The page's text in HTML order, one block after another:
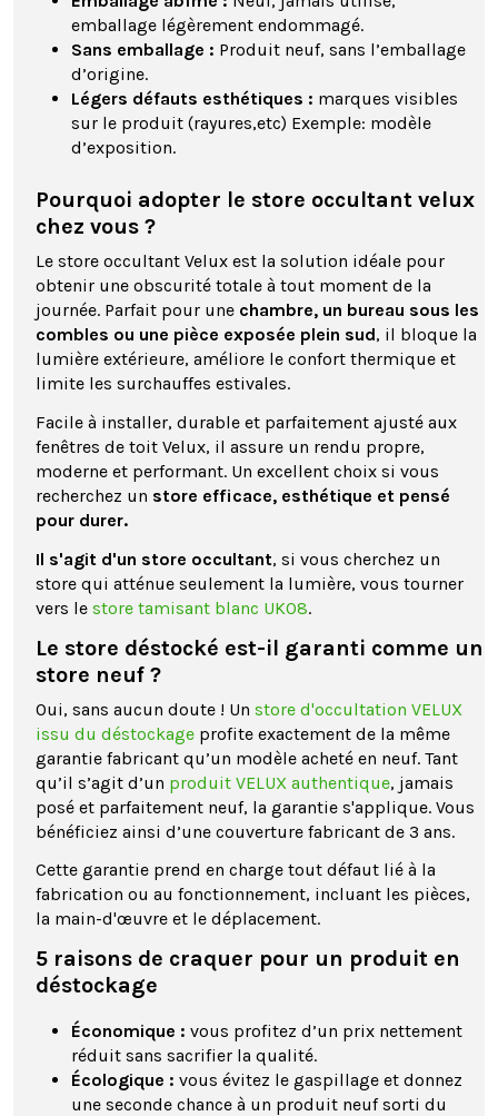
emballage légèrement endommagé.
Sans emballage : Produit neuf, sans l’emballage
d’origine.
Légers défauts esthétiques : marques visibles
sur le produit (rayures,etc) Exemple: modèle
d’exposition.
Pourquoi adopter le store occultant velux
chez vous ?
Le store occultant Velux est la solution idéale pour
obtenir une obscurité totale à tout moment de la
journée. Parfait pour une chambre, un bureau sous les
combles ou une pièce exposée plein sud, il bloque la
lumière extérieure, améliore le confort thermique et
limite les surchauffes estivales.
Facile à installer, durable et parfaitement ajusté aux
fenêtres de toit Velux, il assure un rendu propre,
moderne et performant. Un excellent choix si vous
recherchez un store efficace, esthétique et pensé
pour durer.
Il s'agit d'un store occultant, si vous cherchez un
store qui atténue seulement la lumière, vous tourner
vers le store tamisant blanc UK08.
Le store déstocké est-il garanti comme un
store neuf ?
Oui, sans aucun doute ! Un store d'occultation VELUX
issu du déstockage profite exactement de la même
garantie fabricant qu’un modèle acheté en neuf. Tant
qu’il s’agit d’un produit VELUX authentique, jamais
posé et parfaitement neuf, la garantie s'applique. Vous
bénéficiez ainsi d’une couverture fabricant de 3 ans.
Cette garantie prend en charge tout défaut lié à la
fabrication ou au fonctionnement, incluant les pièces,
la main-d'œuvre et le déplacement.
5 raisons de craquer pour un produit en
déstockage
Économique : vous profitez d’un prix nettement
réduit sans sacrifier la qualité.
Écologique : vous évitez le gaspillage et donnez
une seconde chance à un produit neuf sorti du